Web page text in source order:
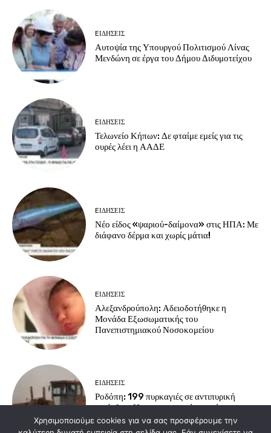
EΙΔΗΣΕΙΣ
Αυτοψία της Υπουργού Πολιτισμού Λίνας
Μενδώνη σε έργα του Δήμου Διδυμοτείχου
EΙΔΗΣΕΙΣ
Τελωνείο Κήπων: Δε φταίμε εμείς για τις
ουρές λέει η ΑΑΔΕ
EΙΔΗΣΕΙΣ
Νέο είδος «ψαριού-δαίμονα» στις ΗΠΑ: Με
διάφανο δέρμα και χωρίς μάτια!
EΙΔΗΣΕΙΣ
Αλεξανδρούπολη: Αδειοδοτήθηκε η
Μονάδα Εξωσωματικής του
Πανεπιστημιακού Νοσοκομείου
EΙΔΗΣΕΙΣ
Ροδόπη: 199 πυρκαγιές σε αντιπυρική
περίοδο – Η επιχειρησιακή ετοιμότητα της
Πυροσβεστικής
Χρησιμοποιούμε cookies για να σας προσφέρουμε την